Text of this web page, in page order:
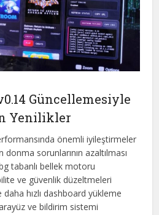
Güncellemesiyle
Yenilikler
önemli iyileştirmeler
sorunlarının azaltılması
tabanlı bellek motoru
ve güvenlik düzeltmeleri
hızlı dashboard yükleme
ve bildirim sistemi